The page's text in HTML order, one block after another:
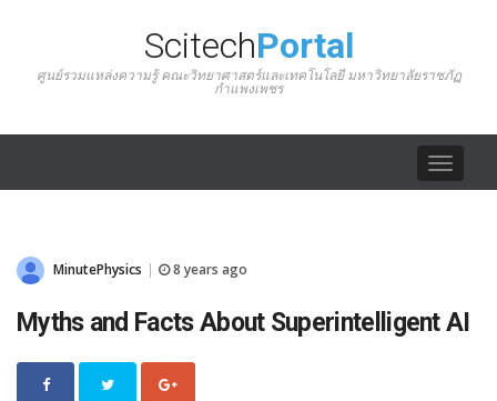
ScitechPortal
ศูนย์รวมแหล่งความรู้ คณะวิทยาศาสตร์และเทคโนโลยี มหาวิทยาลัยราชภัฏ
กำแพงเพชร
Toggle
MinutePhysics 8 years ago
Myths and Facts About Superintelligent AI